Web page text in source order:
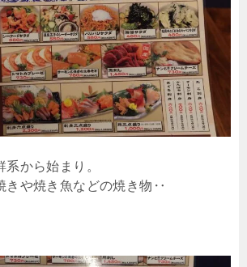
から始まり。
きや焼き魚などの焼き物‥